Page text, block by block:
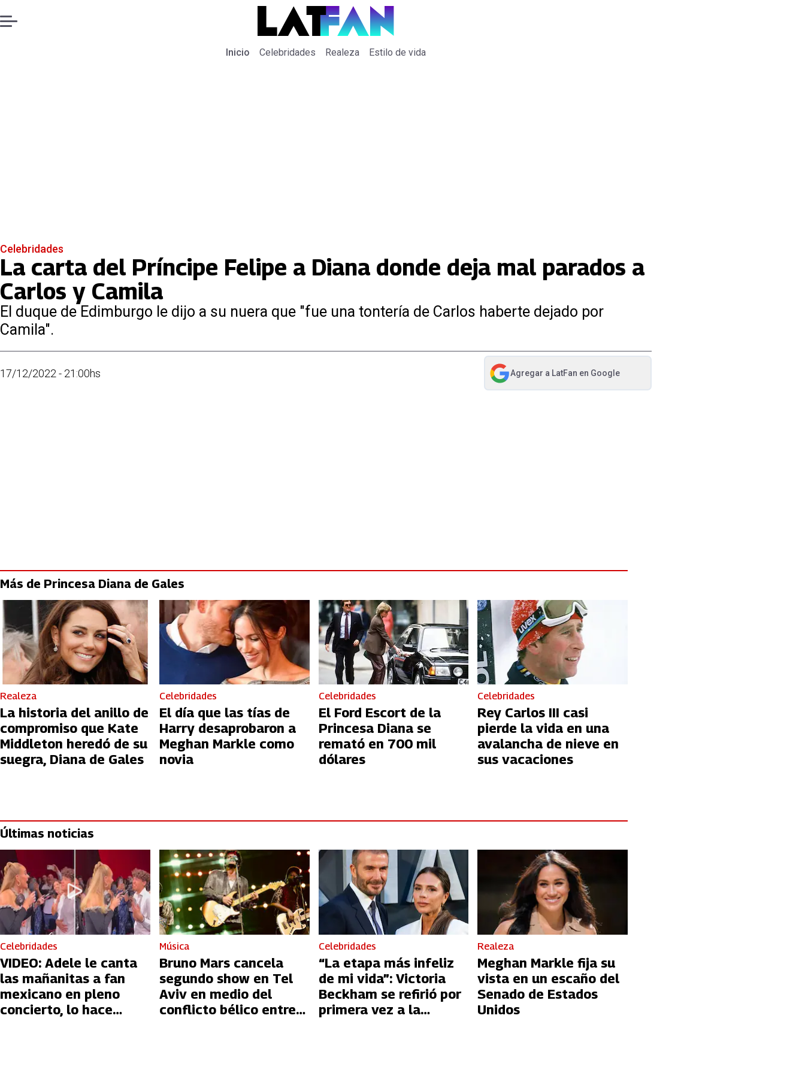
Inicio Celebridades Realeza Estilo de vida
Celebridades
La carta del Príncipe Felipe a Diana donde deja mal parados a
Carlos y Camila
El duque de Edimburgo le dijo a su nuera que "fue una tontería de Carlos haberte dejado por
Camila".
17/12/2022 - 21:00hs Agregar a LatFan en Google
abre en nueva pestaña
Más de Princesa Diana de Gales
Realeza
La historia del anillo de
compromiso que Kate
Middleton heredó de su
suegra, Diana de Gales
Celebridades
El día que las tías de
Harry desaprobaron a
Meghan Markle como
novia
Celebridades
El Ford Escort de la
Princesa Diana se
remató en 700 mil
dólares
Celebridades
Rey Carlos III casi
pierde la vida en una
avalancha de nieve en
sus vacaciones
Últimas noticias
Celebridades
VIDEO: Adele le canta
las mañanitas a fan
mexicano en pleno
concierto, lo hace
Música
Bruno Mars cancela
segundo show en Tel
Aviv en medio del
conflicto bélico entre
Celebridades
“La etapa más infeliz
de mi vida”: Victoria
Beckham se refirió por
primera vez a la
Realeza
Meghan Markle fija su
vista en un escaño del
Senado de Estados
Unidos